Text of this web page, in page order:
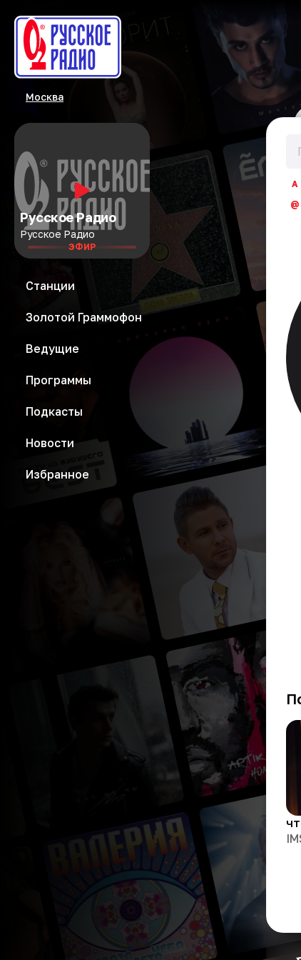
Москва
Русское Радио
Русское Радио
ЭФИР
Станции
Золотой Граммофон
Ведущие
Программы
Подкасты
Новости
Избранное
А
@